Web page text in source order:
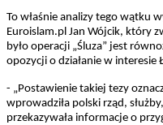
To właśnie analizy tego wątku
Euroislam.pl Jan Wójcik, który
było operacji „Śluza” jest
opozycji o działanie w interesie
- „Postawienie takiej tezy
wprowadziła polski rząd,
przekazywała informacje o